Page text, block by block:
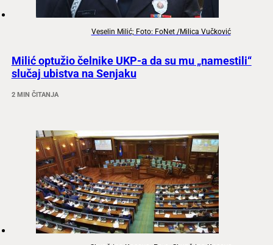
Veselin Milić; Foto: FoNet /Milica Vučković
Milić optužio čelnike UKP-a da su mu „namestili“
slučaj ubistva na Senjaku
2 MIN ČITANJA